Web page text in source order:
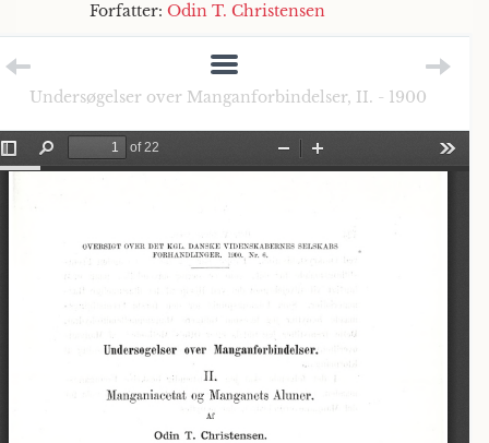
Forfatter: Odin T. Christensen
Undersøgelser over Manganforbindelser, II. - 1900